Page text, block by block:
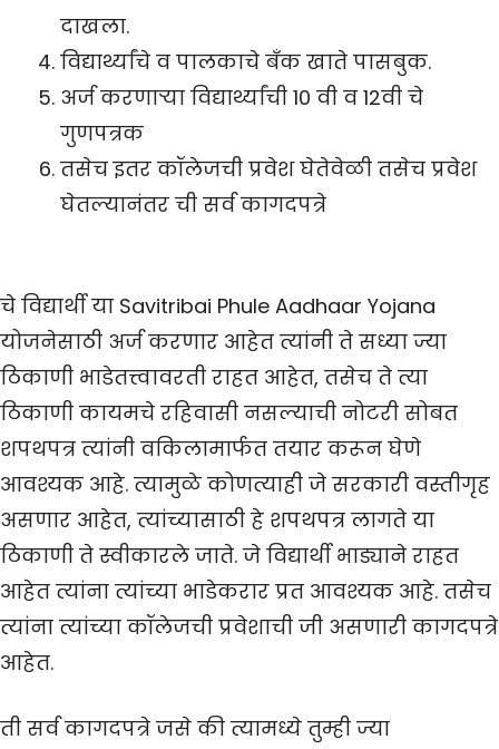
दाखला.
विद्यार्थ्यांचे व पालकाचे बँक खाते पासबुक.
अर्ज करणाऱ्या विद्यार्थ्यांची 10 वी व 12वी चे
गुणपत्रक
तसेच इतर कॉलेजची प्रवेश घेतेवेळी तसेच प्रवेश
घेतल्यानंतर ची सर्व कागदपत्रे
चे विद्यार्थी या Savitribai Phule Aadhaar Yojana
योजनेसाठी अर्ज करणार आहेत त्यांनी ते सध्या ज्या
ठिकाणी भाडेतत्त्वावरती राहत आहेत, तसेच ते त्या
ठिकाणी कायमचे रहिवासी नसल्याची नोटरी सोबत
शपथपत्र त्यांनी वकिलामार्फत तयार करून घेणे
आवश्यक आहे. त्यामुळे कोणत्याही जे सरकारी वस्तीगृह
असणार आहेत, त्यांच्यासाठी हे शपथपत्र लागते या
ठिकाणी ते स्वीकारले जाते. जे विद्यार्थी भाड्याने राहत
आहेत त्यांना त्यांच्या भाडेकरार प्रत आवश्यक आहे. तसेच
त्यांना त्यांच्या कॉलेजची प्रवेशाची जी असणारी कागदपत्रे
आहेत.
ती सर्व कागदपत्रे जसे की त्यामध्ये तुम्ही ज्या